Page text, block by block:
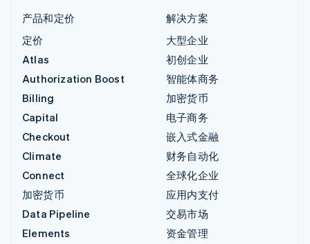
产品和定价
定价
Atlas
Authorization Boost
Billing
Capital
Checkout
Climate
Connect
加密货币
Data Pipeline
Elements
解决方案
大型企业
初创企业
智能体商务
加密货币
电子商务
嵌入式金融
财务自动化
全球化企业
应用内支付
交易市场
资金管理